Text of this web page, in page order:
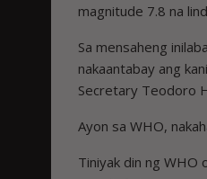
magnitude 7.8 na
Sa mensaheng
nakaantabay ang
Secretary Teodoro
Ayon sa WHO,
Tiniyak din ng WHO